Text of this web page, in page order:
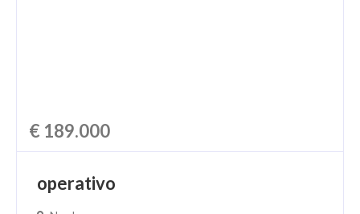
€ 189.000
operativo